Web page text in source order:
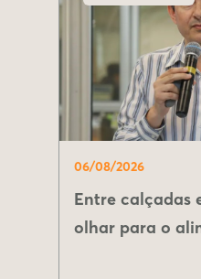
06/08/2026
Entre calçadas
olhar para o